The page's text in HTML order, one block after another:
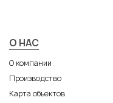
Дом по проекту
Клееный брус
Подвал
О НАС
О компании
Производство
Карта объектов